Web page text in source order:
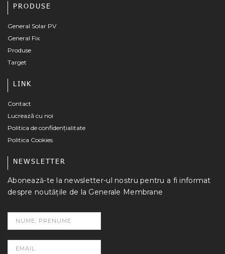
PRODUSE
General Solar PV
General Fix
Produse
Target
LINK
Contact
Lucrează cu noi
Politica de confidențialitate
Politica Cookies
NEWSLETTER
Abonează-te la newsletter-ul nostru pentru a fi informat
despre noutățile de la Generale Membrane